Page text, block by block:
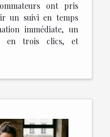
ont pris
un suivi en temps
immédiate, un
en trois clics, et